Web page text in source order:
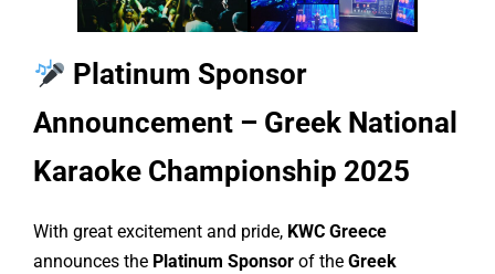
Platinum Sponsor
Announcement – Greek National
Karaoke Championship 2025
With great excitement and pride, KWC Greece
announces the Platinum Sponsor of the Greek